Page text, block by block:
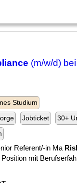
(m/w/d)
Studium
Jobticket
30+
Referent/-in Ma
mit